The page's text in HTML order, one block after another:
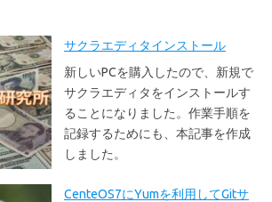
サクラエディタインストール
新しいPCを購入したので、新規で
サクラエディタをインストールす
ることになりました。作業手順を
記録するためにも、本記事を作成
しました。
CenteOS7にYumを利用してGitサ